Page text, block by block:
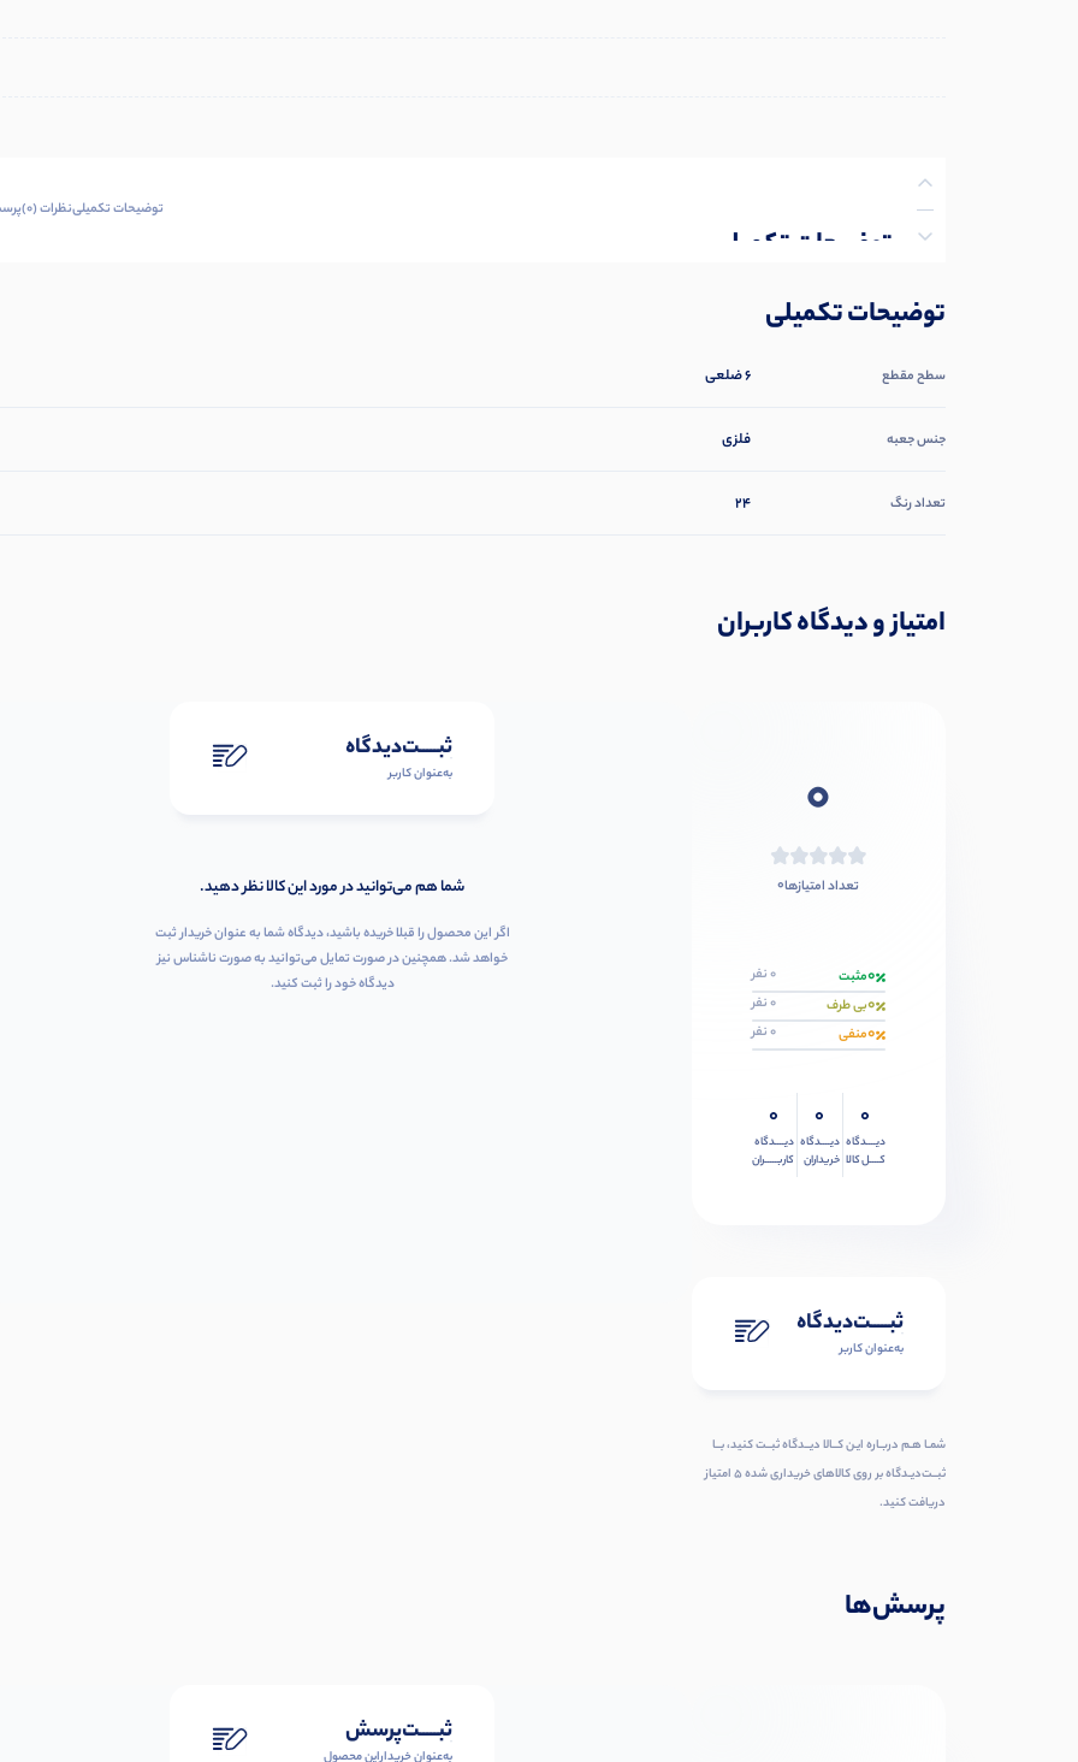
توضیحات تکمیلی
نظرات (0)
پرسش‌ها
توضیحات تکمیلینظرات (0)
توضیحات تکمیلی
سطح مقطع 6 ضلعی
جنس جعبه فلزی
تعداد رنگ 24
امتیاز و دیدگاه کاربران
0
تعداد امتیازها0
0مثبت 0 نفر
0بی طرف 0 نفر
0منفی 0 نفر
0
دیــــدگاه
کــــل کالا
0
دیــــدگاه
خریداران
0
دیــــدگاه
کاربـــــران
ثبـــــت‌دیدگاه
به‌عنوان کاربر
شمـا هـم دربـاره ایـن کــالا دیــدگاه ثبــت کنید، بــا
ثبــت‌دیـدگاه بر روی کالاهای خریداری شده ۵ امتیاز
دریافت کنید.
ثبـــــت‌دیدگاه
به‌عنوان کاربر
شما هم می‌توانید در مورد این کالا نظر دهید.
اگر این محصول را قبلا خریده باشید، دیدگاه شما به عنوان خریدار ثبت
خواهد شد. همچنین در صورت تمایل می‌توانید به صورت ناشناس نیز
دیدگاه خود را ثبت کنید.
پرسش‌ها
ثبـــــت‌پرسش
به‌عنوان ‌خریدار‌این‌ محصول